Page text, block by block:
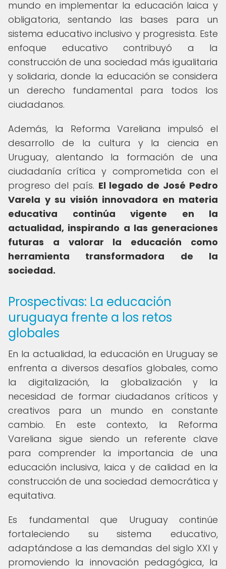
mundo en implementar la educación laica y
obligatoria, sentando las bases para un
sistema educativo inclusivo y progresista. Este
enfoque educativo contribuyó a la
construcción de una sociedad más igualitaria
y solidaria, donde la educación se considera
un derecho fundamental para todos los
ciudadanos.
Además, la Reforma Vareliana impulsó el
desarrollo de la cultura y la ciencia en
Uruguay, alentando la formación de una
ciudadanía crítica y comprometida con el
progreso del país. El legado de José Pedro
Varela y su visión innovadora en materia
educativa continúa vigente en la
actualidad, inspirando a las generaciones
futuras a valorar la educación como
herramienta transformadora de la
sociedad.
Prospectivas: La educación
uruguaya frente a los retos
globales
En la actualidad, la educación en Uruguay se
enfrenta a diversos desafíos globales, como
la digitalización, la globalización y la
necesidad de formar ciudadanos críticos y
creativos para un mundo en constante
cambio. En este contexto, la Reforma
Vareliana sigue siendo un referente clave
para comprender la importancia de una
educación inclusiva, laica y de calidad en la
construcción de una sociedad democrática y
equitativa.
Es fundamental que Uruguay continúe
fortaleciendo su sistema educativo,
adaptándose a las demandas del siglo XXI y
promoviendo la innovación pedagógica, la